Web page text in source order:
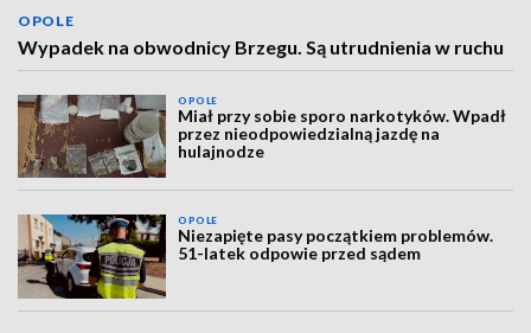
OPOLE
Wypadek na obwodnicy Brzegu. Są utrudnienia w ruchu
OPOLE
Miał przy sobie sporo narkotyków. Wpadł
przez nieodpowiedzialną jazdę na
hulajnodze
OPOLE
Niezapięte pasy początkiem problemów.
51-latek odpowie przed sądem